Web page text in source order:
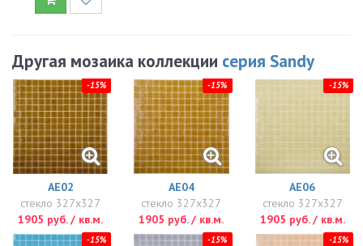
Другая мозаика коллекции серия Sandy
-15%
AE02
стекло 327x327
1905 руб. / кв.м.
-15%
AE04
стекло 327x327
1905 руб. / кв.м.
-15%
AE06
стекло 327x327
1905 руб. / кв.м.
-15% -15% -15%